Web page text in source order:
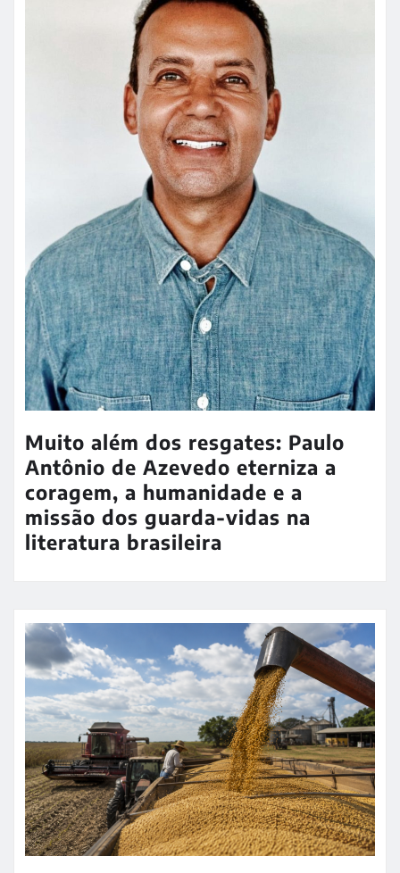
Muito além dos resgates: Paulo
Antônio de Azevedo eterniza a
coragem, a humanidade e a
missão dos guarda-vidas na
literatura brasileira